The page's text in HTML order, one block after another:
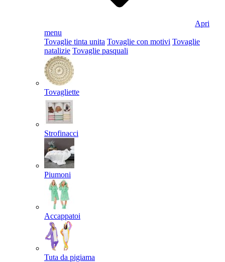
Apri
menu
Tovaglie tinta unita Tovaglie con motivi Tovaglie
natalizie Tovaglie pasquali
Tovagliette
Strofinacci
Piumoni
Accappatoi
Tuta da pigiama